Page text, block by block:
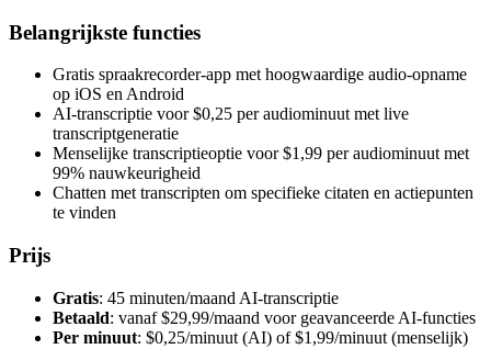
Belangrijkste functies
Gratis spraakrecorder-app met hoogwaardige audio-opname
op iOS en Android
AI-transcriptie voor $0,25 per audiominuut met live
transcriptgeneratie
Menselijke transcriptieoptie voor $1,99 per audiominuut met
99% nauwkeurigheid
Chatten met transcripten om specifieke citaten en actiepunten
te vinden
Prijs
Gratis: 45 minuten/maand AI-transcriptie
Betaald: vanaf $29,99/maand voor geavanceerde AI-functies
Per minuut: $0,25/minuut (AI) of $1,99/minuut (menselijk)